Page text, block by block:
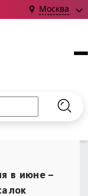
Москва
чтобы
в июне –